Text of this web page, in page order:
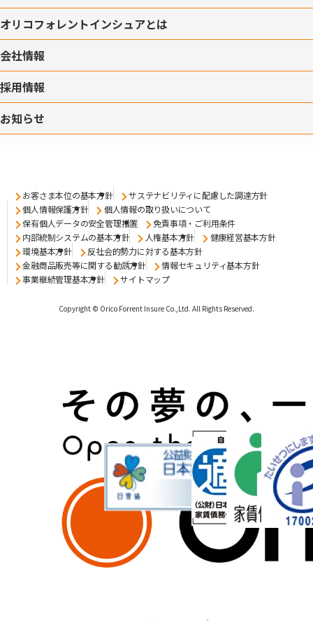
オリコフォレントインシュアとは
会社情報
採用情報
お知らせ
お客さま本位の基本方針
サステナビリティに配慮した調達方針
個人情報保護方針
個人情報の取り扱いについて
保有個人データの安全管理措置
免責事項・ご利用条件
内部統制システムの基本方針
人権基本方針
健康経営基本方針
環境基本方針
反社会的勢力に対する基本方針
金融商品販売等に関する勧誘方針
情報セキュリティ基本方針
事業継続管理基本方針
サイトマップ
Copyright © Orico Forrent Insure Co.,Ltd. All Rights Reserved.